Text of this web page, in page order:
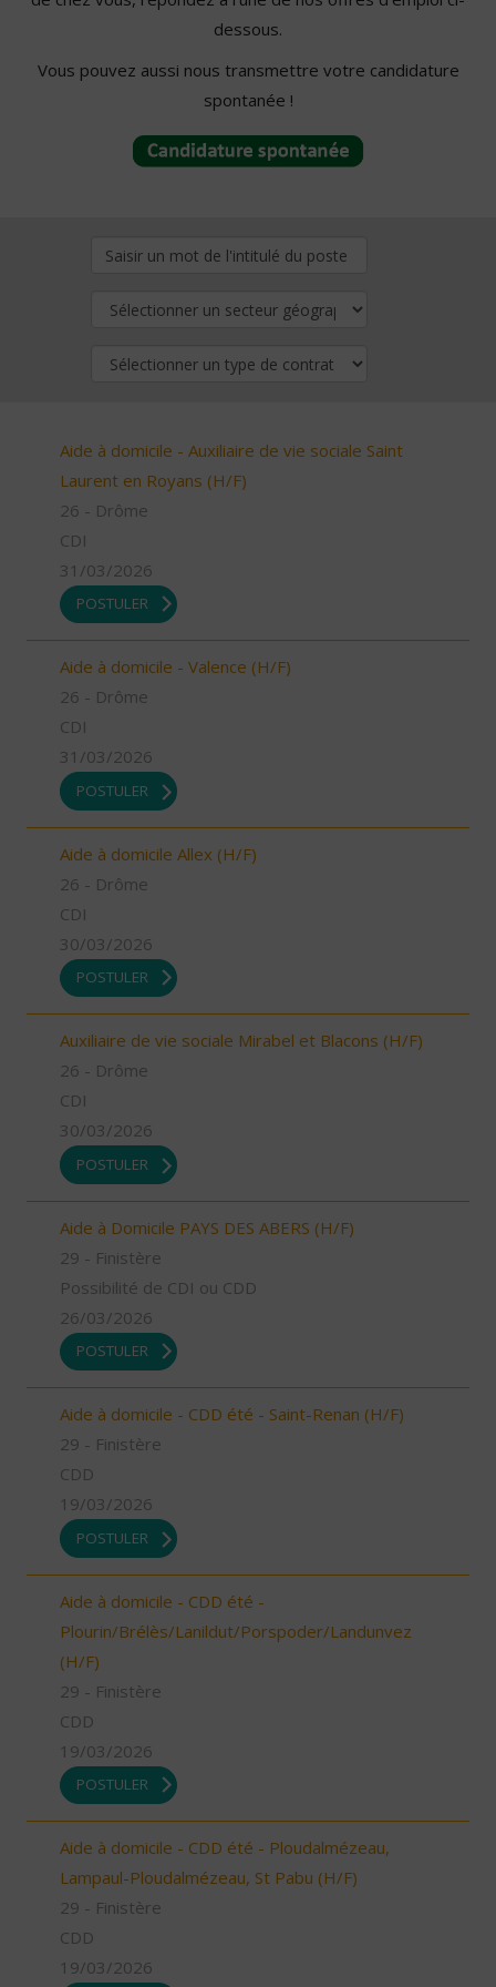
dessous.
Vous pouvez aussi nous transmettre votre candidature
spontanée !
Aide à domicile - Auxiliaire de vie sociale Saint
Laurent en Royans (H/F)
26 - Drôme
CDI
31/03/2026
POSTULER
Aide à domicile - Valence (H/F)
26 - Drôme
CDI
31/03/2026
POSTULER
Aide à domicile Allex (H/F)
26 - Drôme
CDI
30/03/2026
POSTULER
Auxiliaire de vie sociale Mirabel et Blacons (H/F)
26 - Drôme
CDI
30/03/2026
POSTULER
Aide à Domicile PAYS DES ABERS (H/F)
29 - Finistère
Possibilité de CDI ou CDD
26/03/2026
POSTULER
Aide à domicile - CDD été - Saint-Renan (H/F)
29 - Finistère
CDD
19/03/2026
POSTULER
Aide à domicile - CDD été -
Plourin/Brélès/Lanildut/Porspoder/Landunvez
(H/F)
29 - Finistère
CDD
19/03/2026
POSTULER
Aide à domicile - CDD été - Ploudalmézeau,
Lampaul-Ploudalmézeau, St Pabu (H/F)
29 - Finistère
CDD
19/03/2026